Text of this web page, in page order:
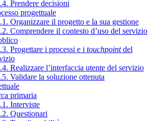
Prendere decisioni
progettuale
Organizzare il progetto e la sua gestione
Comprendere il contesto d’uso del servizio
Progettare i processi e i touchpointdel
Realizzare l’interfaccia utente del servizio
Validare la soluzione ottenuta
primaria
Interviste
Questionari